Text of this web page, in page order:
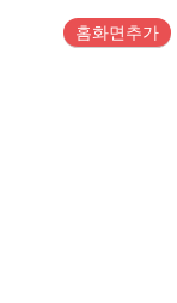
홈화면추가